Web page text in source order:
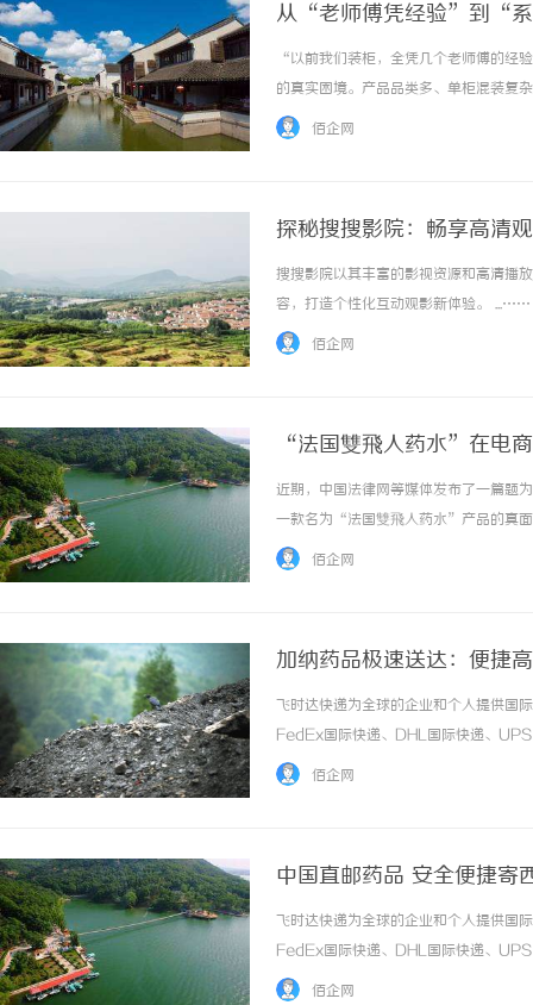
从“老师傅凭经验”到“系
“以前我们装柜，全凭几个老师傅的经
的真实困境。产品品类多、单柜混装复
住规模化增长的需求。他们试过几家老
佰企网
探秘搜搜影院：畅享高清
搜搜影院以其丰富的影视资源和高清播
容，打造个性化互动观影新体验。 ...……
佰企网
“法国雙飛人药水”在电
近期，中国法律网等媒体发布了一篇
一款名为“法国雙飛人药水”产品的真
特效等功效……这些打着“洋品牌”旗号
佰企网
加纳药品极速送达：便捷
飞时达快递为全球的企业和个人提供国
FedEx国际快递、DHL国际快递、
务。欧洲.美洲.非洲.东南亚促销价格
佰企网
中国直邮药品 安全便捷寄
飞时达快递为全球的企业和个人提供国
FedEx国际快递、DHL国际快递、
务。欧洲.美洲.非洲.东南亚促销价格
佰企网
视觉激光打标系列：精确与创新的结合